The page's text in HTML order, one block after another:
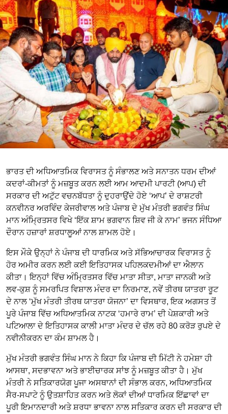
ਭਾਰਤ ਦੀ ਅਧਿਆਤਮਿਕ ਵਿਰਾਸਤ ਨੂੰ ਸੰਭਾਲਣ ਅਤੇ ਸਨਾਤਨ ਧਰਮ ਦੀਆਂ
ਕਦਰਾਂ-ਕੀਮਤਾਂ ਨੂੰ ਮਜ਼ਬੂਤ ਕਰਨ ਲਈ ਆਮ ਆਦਮੀ ਪਾਰਟੀ (ਆਪ) ਦੀ
ਸਰਕਾਰ ਦੀ ਅਟੁੱਟ ਵਚਨਬੱਧਤਾ ਨੂੰ ਦੁਹਰਾਉਂਦੇ ਹੋਏ ‘ਆਪ’ ਦੇ ਰਾਸ਼ਟਰੀ
ਕਨਵੀਨਰ ਅਰਵਿੰਦ ਕੇਜਰੀਵਾਲ ਅਤੇ ਪੰਜਾਬ ਦੇ ਮੁੱਖ ਮੰਤਰੀ ਭਗਵੰਤ ਸਿੰਘ
ਮਾਨ ਅੰਮ੍ਰਿਤਸਰ ਵਿਖੇ ‘ਇੱਕ ਸ਼ਾਮ ਭਗਵਾਨ ਸ਼ਿਵ ਜੀ ਕੇ ਨਾਮ’ ਭਜਨ ਸੰਧਿਆ
ਦੌਰਾਨ ਹਜ਼ਾਰਾਂ ਸ਼ਰਧਾਲੂਆਂ ਨਾਲ ਸ਼ਾਮਲ ਹੋਏ।
ਇਸ ਮੌਕੇ ਉਨ੍ਹਾਂ ਨੇ ਪੰਜਾਬ ਦੀ ਧਾਰਮਿਕ ਅਤੇ ਸੱਭਿਆਚਾਰਕ ਵਿਰਾਸਤ ਨੂੰ
ਹੋਰ ਅਮੀਰ ਕਰਨ ਲਈ ਕਈ ਇਤਿਹਾਸਕ ਪਹਿਲਕਦਮੀਆਂ ਦਾ ਐਲਾਨ
ਕੀਤਾ। ਇਨ੍ਹਾਂ ਵਿੱਚ ਅੰਮ੍ਰਿਤਸਰ ਵਿੱਚ ਮਾਤਾ ਸੀਤਾ, ਮਾਤਾ ਜਾਨਕੀ ਅਤੇ
ਲਵ-ਕੁਸ਼ ਨੂੰ ਸਮਰਪਿਤ ਵਿਸ਼ਾਲ ਮੰਦਰ ਦਾ ਨਿਰਮਾਣ, ਨਵੇਂ ਤੀਰਥ ਯਾਤਰਾ ਰੂਟ
ਦੇ ਨਾਲ ‘ਮੁੱਖ ਮੰਤਰੀ ਤੀਰਥ ਯਾਤਰਾ ਯੋਜਨਾ’ ਦਾ ਵਿਸਥਾਰ, ਇਕ ਅਗਸਤ ਤੋਂ
ਪੂਰੇ ਪੰਜਾਬ ਵਿੱਚ ਅਧਿਆਤਮਿਕ ਨਾਟਕ ‘ਹਮਾਰੇ ਰਾਮ’ ਦੀ ਪੇਸ਼ਕਾਰੀ ਅਤੇ
ਪਟਿਆਲਾ ਦੇ ਇਤਿਹਾਸਕ ਕਾਲੀ ਮਾਤਾ ਮੰਦਰ ਦੇ ਚੱਲ ਰਹੇ 80 ਕਰੋੜ ਰੁਪਏ ਦੇ
ਨਵੀਨੀਕਰਨ ਦਾ ਕੰਮ ਸ਼ਾਮਲ ਹੈ।
ਮੁੱਖ ਮੰਤਰੀ ਭਗਵੰਤ ਸਿੰਘ ਮਾਨ ਨੇ ਕਿਹਾ ਕਿ ਪੰਜਾਬ ਦੀ ਮਿੱਟੀ ਨੇ ਹਮੇਸ਼ਾ ਹੀ
ਆਸਥਾ, ਸਦਭਾਵਨਾ ਅਤੇ ਭਾਈਚਾਰਕ ਸਾਂਝ ਨੂੰ ਮਜ਼ਬੂਤ ਕੀਤਾ ਹੈ। ਮੁੱਖ
ਮੰਤਰੀ ਨੇ ਸਤਿਕਾਰਯੋਗ ਪੂਜਾ ਅਸਥਾਨਾਂ ਦੀ ਸੰਭਾਲ ਕਰਨ, ਅਧਿਆਤਮਿਕ
ਸੈਰ-ਸਪਾਟੇ ਨੂੰ ਉਤਸ਼ਾਹਿਤ ਕਰਨ ਅਤੇ ਲੋਕਾਂ ਦੀਆਂ ਧਾਰਮਿਕ ਇੱਛਾਵਾਂ ਦਾ
ਪੂਰੀ ਇਮਾਨਦਾਰੀ ਅਤੇ ਸ਼ਰਧਾ ਭਾਵਨਾ ਨਾਲ ਸਤਿਕਾਰ ਕਰਨ ਦੀ ਸਰਕਾਰ ਦੀ